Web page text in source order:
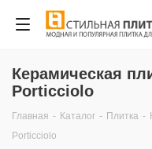
Керамическая
Porticciolo
Главная - Каталог - Плитка -
Porticciolo